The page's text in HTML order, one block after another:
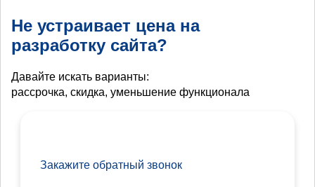
Не устраивает цена на
разработку сайта?
Давайте искать варианты:
рассрочка, скидка, уменьшение функционала
Закажите обратный звонок